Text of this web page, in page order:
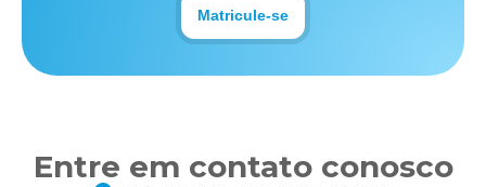
Matricule-se
Entre em contato conosco